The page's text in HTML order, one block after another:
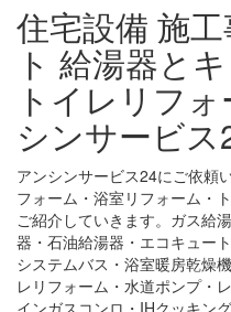
住宅設備 施
ト 給湯器と
トイレリフ
シンサービス
アンシンサービス24にご依頼
フォーム・浴室リフォーム・
ご紹介していきます。ガス給
器・石油給湯器・エコキュー
システムバス・浴室暖房乾燥
レリフォーム・水道ポンプ・
インガスコンロ・IHクッキン